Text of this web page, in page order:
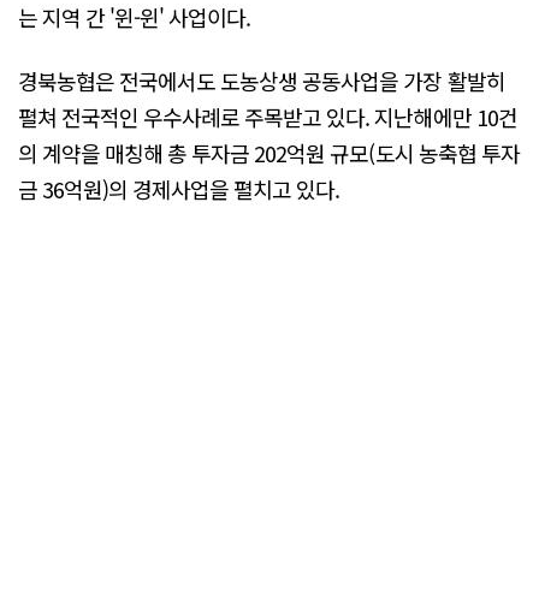
는 지역 간 '윈-윈' 사업이다.
경북농협은 전국에서도 도농상생 공동사업을 가장 활발히
펼쳐 전국적인 우수사례로 주목받고 있다. 지난해에만 10건
의 계약을 매칭해 총 투자금 202억원 규모(도시 농축협 투자
금 36억원)의 경제사업을 펼치고 있다.